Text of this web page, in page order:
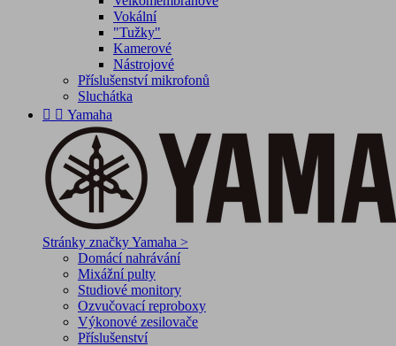
Vokální
"Tužky"
Kamerové
Nástrojové
Příslušenství mikrofonů
Sluchátka
  Yamaha
Stránky značky Yamaha >
Domácí nahrávání
Mixážní pulty
Studiové monitory
Ozvučovací reproboxy
Výkonové zesilovače
Příslušenství